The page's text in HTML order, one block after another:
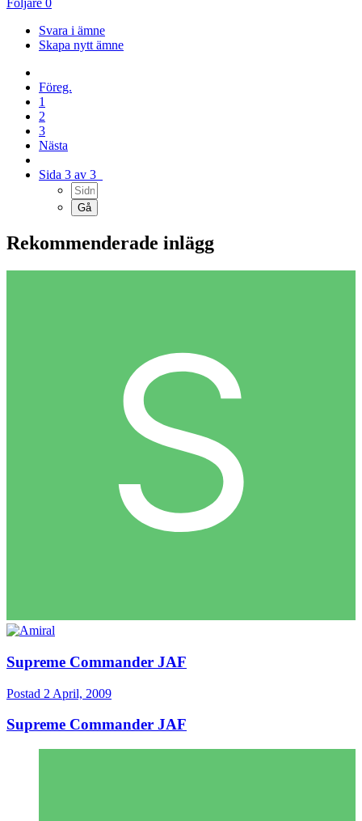
Följare 0
Svara i ämne
Skapa nytt ämne
Föreg.
1
2
3
Nästa
Sida 3 av 3
Rekommenderade inlägg
Supreme Commander JAF
Postad 2 April, 2009
Supreme Commander JAF